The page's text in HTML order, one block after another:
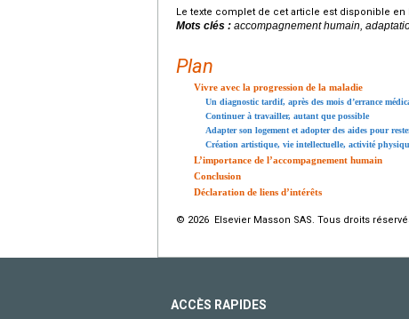
Le texte complet de cet article est disponible en
Mots clés : accompagnement humain,
Plan
Vivre avec la progression de la maladie
Un diagnostic tardif, après des mois d’errance
Continuer à travailler, autant que possible
Adapter son logement et adopter des aides pour
Création artistique, vie intellectuelle, activité
L’importance de l’accompagnement humain
Conclusion
Déclaration de liens d’intérêts
© 2026 Elsevier Masson SAS. Tous droits
ACCÈS RAPIDES